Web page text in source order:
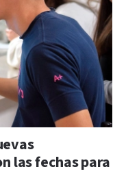
las fechas para